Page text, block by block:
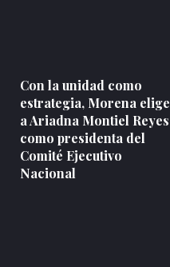
Con la unidad como
estrategia, Morena elige
a Ariadna Montiel Reyes
como presidenta del
Comité Ejecutivo
Nacional